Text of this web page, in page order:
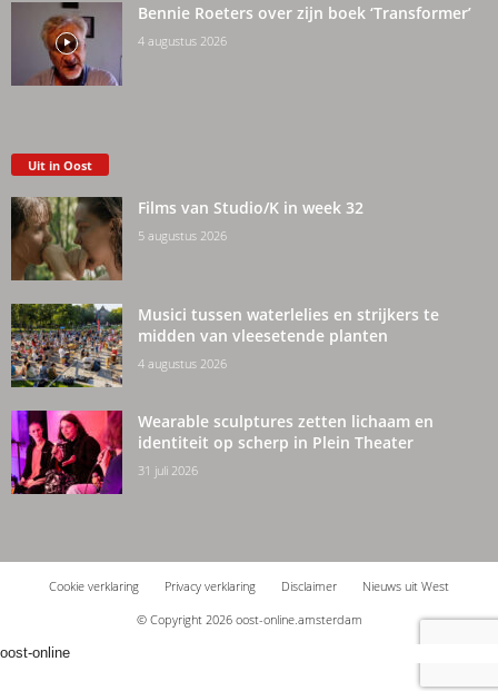
Bennie Roeters over zijn boek ‘Transformer’
4 augustus 2026
Uit in Oost
Films van Studio/K in week 32
5 augustus 2026
Musici tussen waterlelies en strijkers te
midden van vleesetende planten
4 augustus 2026
Wearable sculptures zetten lichaam en
identiteit op scherp in Plein Theater
31 juli 2026
Cookie verklaring Privacy verklaring Disclaimer
Nieuws uit West
© Copyright 2026 oost-online.amsterdam
oost-online